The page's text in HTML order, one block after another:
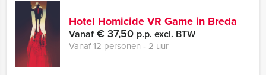
Hotel Homicide VR Game in Breda
Vanaf€ 37,50 p.p. excl. BTW
Vanaf 12 personen ‐ 2 uur